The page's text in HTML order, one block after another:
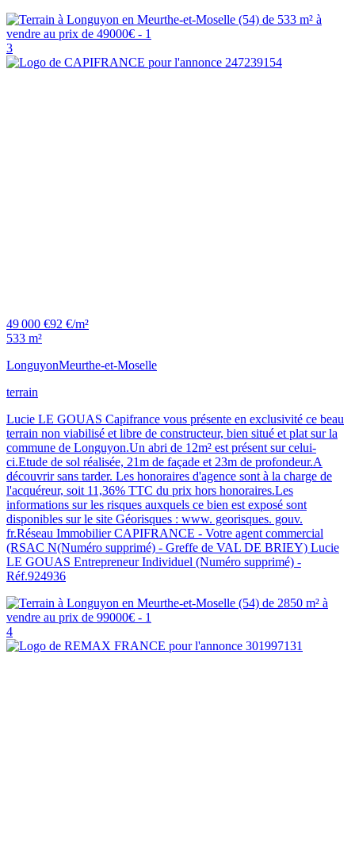
3
49 000 €92 €/m²
533 m²
LonguyonMeurthe-et-Moselle
terrain
Lucie LE GOUAS Capifrance vous présente en exclusivité ce beau
terrain non viabilisé et libre de constructeur, bien situé et plat sur la
commune de Longuyon.Un abri de 12m² est présent sur celui-
ci.Etude de sol réalisée, 21m de façade et 23m de profondeur.A
découvrir sans tarder. Les honoraires d'agence sont à la charge de
l'acquéreur, soit 11,36% TTC du prix hors honoraires.Les
informations sur les risques auxquels ce bien est exposé sont
disponibles sur le site Géorisques : www. georisques. gouv.
fr.Réseau Immobilier CAPIFRANCE - Votre agent commercial
(RSAC N(Numéro supprimé) - Greffe de VAL DE BRIEY) Lucie
LE GOUAS Entrepreneur Individuel (Numéro supprimé) -
Réf.924936
4